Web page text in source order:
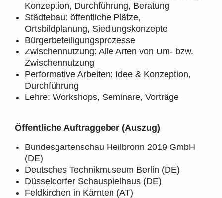
Konzeption, Durchführung, Beratung
Städtebau: öffentliche Plätze,
Ortsbildplanung, Siedlungskonzepte
Bürgerbeteiligungsprozesse
Zwischennutzung: Alle Arten von Um- bzw.
Zwischennutzung
Performative Arbeiten: Idee & Konzeption,
Durchführung
Lehre: Workshops, Seminare, Vorträge
Öffentliche Auftraggeber (Auszug)
Bundesgartenschau Heilbronn 2019 GmbH
(DE)
Deutsches Technikmuseum Berlin (DE)
Düsseldorfer Schauspielhaus (DE)
Feldkirchen in Kärnten (AT)